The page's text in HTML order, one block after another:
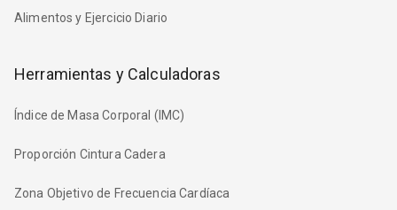
Alimentos y Ejercicio Diario
Herramientas y Calculadoras
Índice de Masa Corporal (IMC)
Proporción Cintura Cadera
Zona Objetivo de Frecuencia Cardíaca